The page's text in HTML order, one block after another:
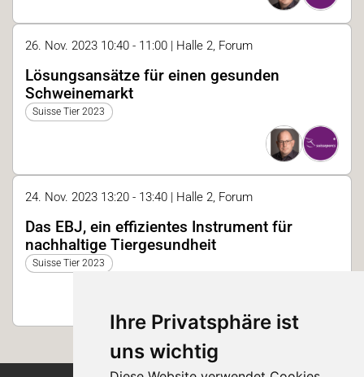
Ihre Privatsphäre ist
uns wichtig
26. Nov. 2023 10:40 - 11:00 | Halle 2, Forum
Lösungsansätze für einen gesunden
Schweinemarkt
Suisse Tier 2023
24. Nov. 2023 13:20 - 13:40 | Halle 2, Forum
Das EBJ, ein effizientes Instrument für
nachhaltige Tiergesundheit
Suisse Tier 2023